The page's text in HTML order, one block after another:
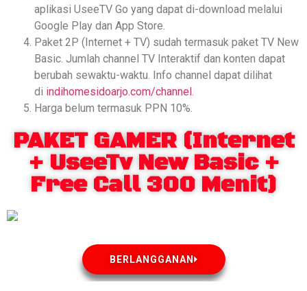
aplikasi UseeTV Go yang dapat di-download melalui
Google Play dan App Store.
Paket 2P (Internet + TV) sudah termasuk paket TV New
Basic. Jumlah channel TV Interaktif dan konten dapat
berubah sewaktu-waktu. Info channel dapat dilihat
di indihomesidoarjo.com/channel
Harga belum termasuk PPN 10%.
PAKET GAMER (Internet
+ UseeTv New Basic +
Free Call 300 Menit)
BERLANGGANAN